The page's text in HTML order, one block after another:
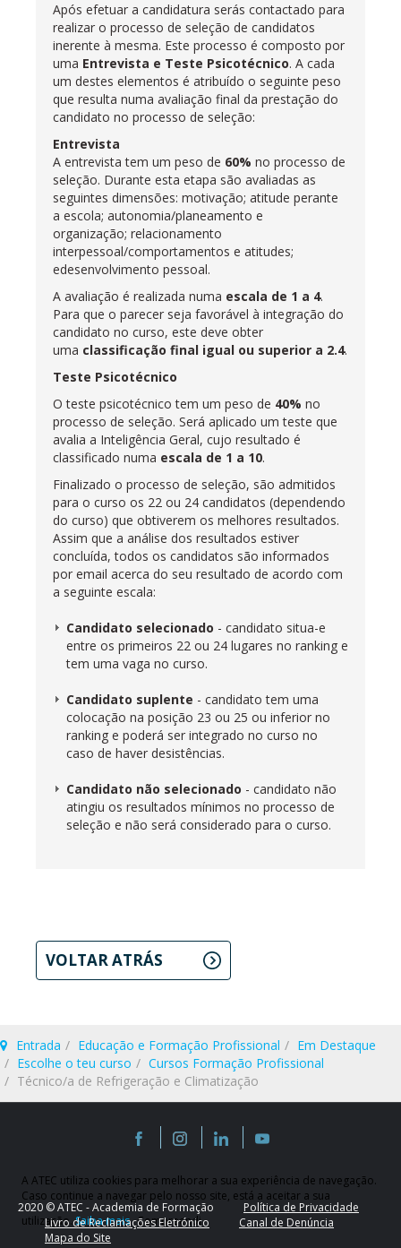
Após efetuar a candidatura serás contactado para
realizar o processo de seleção de candidatos
inerente à mesma. Este processo é composto por
uma Entrevista e Teste Psicotécnico. A cada
um destes elementos é atribuído o seguinte peso
que resulta numa avaliação final da prestação do
candidato no processo de seleção:
Entrevista
A entrevista tem um peso de 60% no processo de
seleção. Durante esta etapa são avaliadas as
seguintes dimensões: motivação; atitude perante
a escola; autonomia/planeamento e
organização; relacionamento
interpessoal/comportamentos e atitudes;
edesenvolvimento pessoal.
A avaliação é realizada numa escala de 1 a 4.
Para que o parecer seja favorável à integração do
candidato no curso, este deve obter
uma classificação final igual ou superior a 2.4.
Teste Psicotécnico
O teste psicotécnico tem um peso de 40% no
processo de seleção. Será aplicado um teste que
avalia a Inteligência Geral, cujo resultado é
classificado numa escala de 1 a 10.
Finalizado o processo de seleção, são admitidos
para o curso os 22 ou 24 candidatos (dependendo
do curso) que obtiverem os melhores resultados.
Assim que a análise dos resultados estiver
concluída, todos os candidatos são informados
por email acerca do seu resultado de acordo com
a seguinte escala:
Candidato selecionado - candidato situa-e
entre os primeiros 22 ou 24 lugares no ranking e
tem uma vaga no curso.
Candidato suplente - candidato tem uma
colocação na posição 23 ou 25 ou inferior no
ranking e poderá ser integrado no curso no
caso de haver desistências.
Candidato não selecionado - candidato não
atingiu os resultados mínimos no processo de
seleção e não será considerado para o curso.
VOLTAR ATRÁS
Entrada Educação e Formação Profissional
Em Destaque
Escolhe o teu curso
Cursos Formação Profissional
Técnico/a de Refrigeração e Climatização
A ATEC utiliza cookies para melhorar a sua experiência de navegação.
Caso continue a navegar pelo nosso site, está a aceitar a sua
utilização. Saiba mais Compreendi
2020 © ATEC - Academia de Formação
Política de Privacidade
Livro de Reclamações Eletrónico
Canal de Denúncia
Mapa do Site